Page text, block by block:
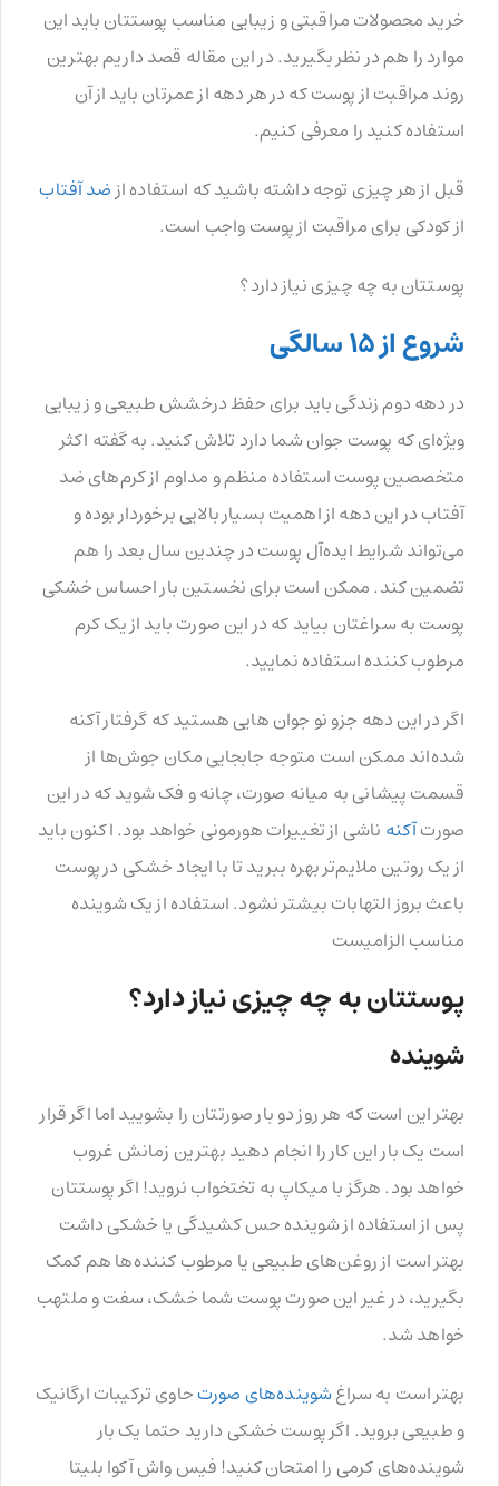
خرید محصولات مراقبتی و زیبایی مناسب پوستتان باید این
موارد را هم در نظر بگیرید. در این مقاله قصد داریم بهترین
روند مراقبت از پوست که در هر دهه از عمرتان باید از آن
استفاده کنید را معرفی کنیم.
قبل از هر چیزی توجه داشته باشید که استفاده ازضد آفتاب
از کودکی برای مراقبت از پوست واجب است.
پوستتان به چه چیزی نیاز دارد؟
شروع از 15 سالگی
در دهه دوم زندگی باید برای حفظ درخشش طبیعی و زیبایی
ویژه‌ای که پوست جوان شما دارد تلاش کنید. به گفته اکثر
متخصصین پوست استفاده منظم و مداوم از کرم‌های ضد
آفتاب در این دهه از اهمیت بسیار بالایی برخوردار بوده و
می‌تواند شرایط ایده‌آل پوست در چندین سال بعد را هم
تضمین کند. ممکن است برای نخستین بار احساس خشکی
پوست به سراغتان بیاید که در این صورت باید از یک کرم
مرطوب کننده استفاده نمایید.
اگر در این دهه جزو نو جوان هایی هستید که گرفتار آکنه
شده‌اند ممکن است متوجه جابجایی مکان جوش‌‌ها از
قسمت پیشانی به میانه صورت، چانه و فک شوید که در این
صورتآکنه ناشی از تغییرات هورمونی خواهد بود. اکنون باید
از یک روتین ملایم‌تر بهره ببرید تا با ایجاد خشکی در پوست
باعث بروز التهابات بیشتر نشود. استفاده از یک شوینده
مناسب الزامیست
پوستتان به چه چیزی نیاز دارد؟
شوینده
بهتر این است که هر روز دو بار صورتتان را بشویید اما اگر قرار
است یک بار این کار را انجام دهید بهترین زمانش غروب
خواهد بود. هرگز با میکاپ به تختخواب نروید! اگر پوستتان
پس از استفاده از شوینده حس کشیدگی یا خشکی داشت
بهتر است از روغن‌های طبیعی یا مرطوب کننده‌ها هم کمک
بگیرید، در غیر این صورت پوست شما خشک، سفت و ملتهب
خواهد شد.
بهتر است به سراغشوینده‌های صورتحاوی ترکیبات ارگانیک
و طبیعی بروید. اگر پوست خشکی دارید حتما یک بار
شوینده‌های کرمی را امتحان کنید! فیس واش آکوا بلیتا